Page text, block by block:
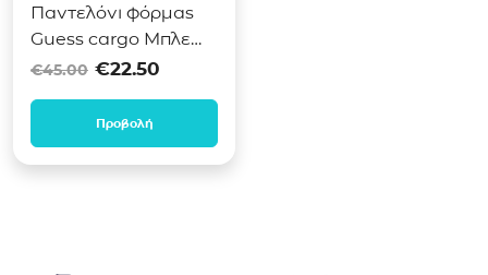
Παντελόνι φόρμας
Guess cargo Μπλε
ρουά N5YQ13KAD74
€45.00 Original price was: €45.00.
€22.50
Προβολή